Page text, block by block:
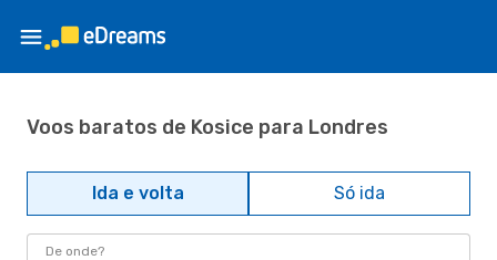
Voos baratos de Kosice para Londres
Ida e volta Só ida
De onde?